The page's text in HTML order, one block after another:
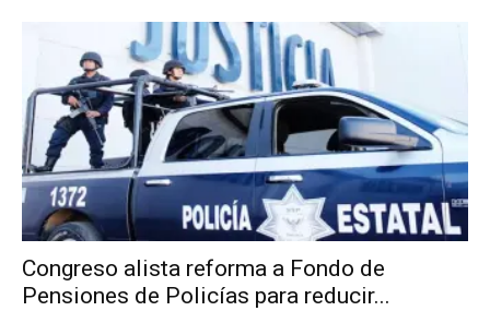
Congreso alista reforma a Fondo de
Pensiones de Policías para reducir...